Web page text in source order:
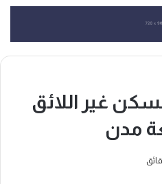
غير اللائق
مدن